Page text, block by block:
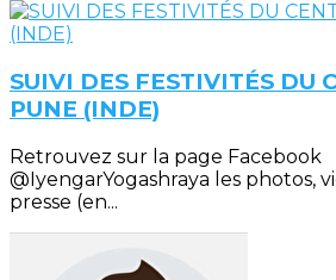
SUIVI DES FESTIVITÉS DU
PUNE (INDE)
Retrouvez sur la page Facebook
@IyengarYogashraya les photos,
presse (en...